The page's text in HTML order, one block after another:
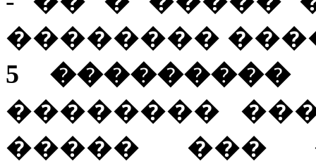
5 ���������
��������
����� ���